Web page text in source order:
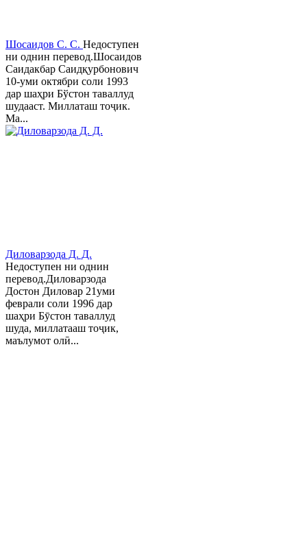
Шосаидов С. С. Недоступен
ни однин перевод.Шосаидов
Саидакбар Саидқурбонович
10-уми октябри соли 1993
дар шаҳри Бўстон таваллуд
шудааст. Миллаташ тоҷик.
Ма...
Диловарзода Д. Д.
Недоступен ни однин
перевод.Диловарзода
Достон Диловар 21уми
феврали соли 1996 дар
шаҳри Бӯстон таваллуд
шуда, миллатааш тоҷик,
маълумот олӣ...